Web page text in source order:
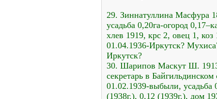
29. Зиннатуллина Масфура
усадьба 0,20га-огород
хлев 1919, крс 2, овец 1,
01.04.1936-Иркутск?
Иркутск?
30. Шарипов Маскут Ш.
секретарь в
01.02.1939-выбыли, усадьба
(1938г.), 0,12 (1939г.), дом